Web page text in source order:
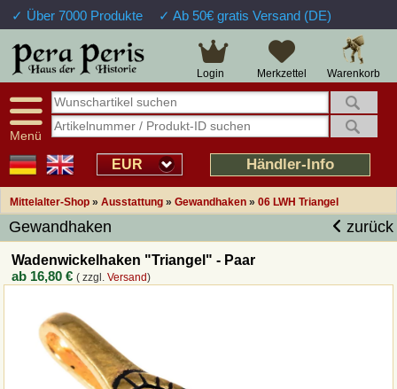
✓ Über 7000 Produkte ✓ Ab 50€ gratis Versand (DE)
Warenkorb
Merkzettel
Login
Menü
EUR Händler-Info
Mittelalter-Shop » Ausstattung » Gewandhaken » 06 LWH Triangel
Gewandhaken zurück
Wadenwickelhaken "Triangel" - Paar
ab 16,80 € ( zzgl.Versand)
Große Auswahl
Verfügbarkeitsanzeige
Sendungsverfolgung
Intelligente Navigation
Freundlicher Service
14 Tage Widerrufsrecht
Über 25 Jahre Erfahrung
Schnelle Rücküberweisung
Kulant bei Retouren
Prof. Auftragsabwicklung
Übersicht Mittelalter-Produkte
Impressum
Widerrufsfunktion
Rückruf-Service